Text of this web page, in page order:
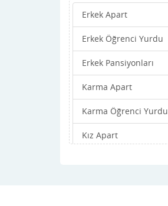
Erkek Apart
Erkek Öğrenci Yurdu
Erkek Pansiyonları
Karma Apart
Karma Öğrenci Yurdu
Kız Apart